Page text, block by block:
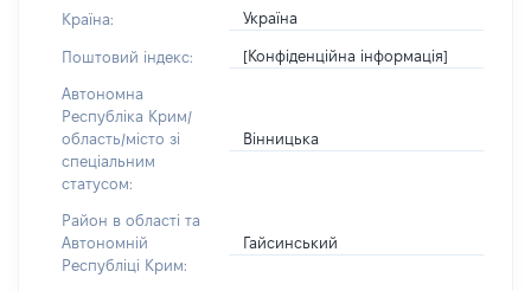
Країна: Україна
Поштовий індекс: [Конфіденційна інформація]
Автономна
Республіка Крим/
область/місто зі
спеціальним
статусом:
Вінницька
Район в області та
Автономній
Республіці Крим:
Гайсинський